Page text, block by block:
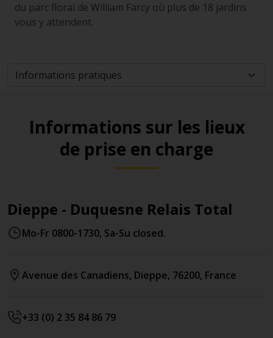
du parc floral de William Farcy où plus de 18 jardins
vous y attendent.
Informations sur les lieux
de prise en charge
Dieppe - Duquesne Relais Total
Mo-Fr 0800-1730, Sa-Su closed.
Avenue des Canadiens, Dieppe, 76200, France
+33 (0) 2 35 84 86 79